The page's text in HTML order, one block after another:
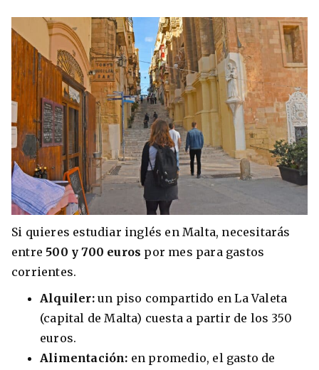
Si quieres estudiar inglés en Malta, necesitarás
entre 500 y 700 euros por mes para gastos
corrientes.
Alquiler:un piso compartido en La Valeta
(capital de Malta) cuesta a partir de los 350
euros.
Alimentación: en promedio, el gasto de